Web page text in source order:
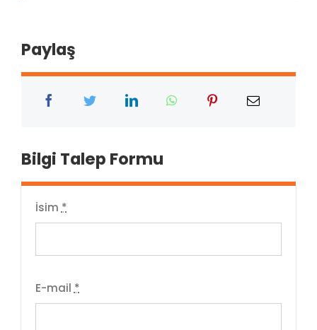
Paylaş
Bilgi Talep Formu
İsim*
E-mail *